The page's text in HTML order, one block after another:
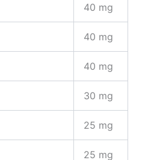
40 mg
40 mg
40 mg
30 mg
25 mg
25 mg